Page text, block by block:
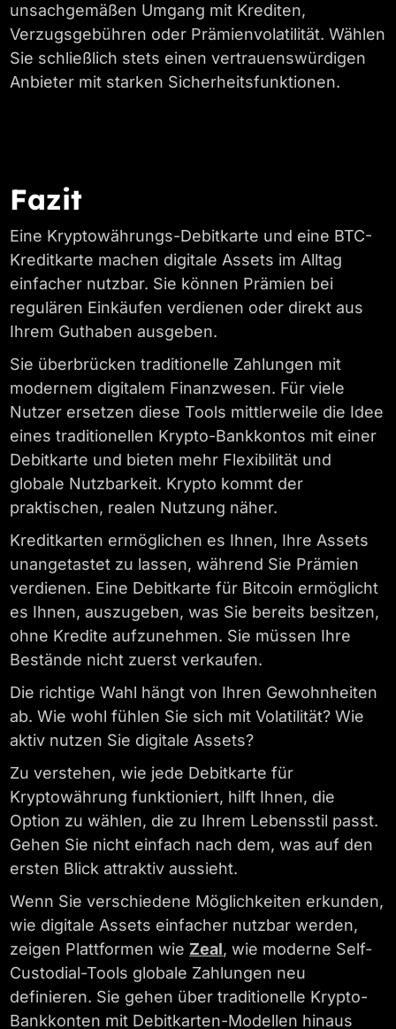
unsachgemäßen Umgang mit Krediten,
Verzugsgebühren oder Prämienvolatilität. Wählen
Sie schließlich stets einen vertrauenswürdigen
Anbieter mit starken Sicherheitsfunktionen.
Fazit
Eine Kryptowährungs-Debitkarte und eine BTC-
Kreditkarte machen digitale Assets im Alltag
einfacher nutzbar. Sie können Prämien bei
regulären Einkäufen verdienen oder direkt aus
Ihrem Guthaben ausgeben.
Sie überbrücken traditionelle Zahlungen mit
modernem digitalem Finanzwesen. Für viele
Nutzer ersetzen diese Tools mittlerweile die Idee
eines traditionellen Krypto-Bankkontos mit einer
Debitkarte und bieten mehr Flexibilität und
globale Nutzbarkeit. Krypto kommt der
praktischen, realen Nutzung näher.
Kreditkarten ermöglichen es Ihnen, Ihre Assets
unangetastet zu lassen, während Sie Prämien
verdienen. Eine Debitkarte für Bitcoin ermöglicht
es Ihnen, auszugeben, was Sie bereits besitzen,
ohne Kredite aufzunehmen. Sie müssen Ihre
Bestände nicht zuerst verkaufen.
Die richtige Wahl hängt von Ihren Gewohnheiten
ab. Wie wohl fühlen Sie sich mit Volatilität? Wie
aktiv nutzen Sie digitale Assets?
Zu verstehen, wie jede Debitkarte für
Kryptowährung funktioniert, hilft Ihnen, die
Option zu wählen, die zu Ihrem Lebensstil passt.
Gehen Sie nicht einfach nach dem, was auf den
ersten Blick attraktiv aussieht.
Wenn Sie verschiedene Möglichkeiten erkunden,
wie digitale Assets einfacher nutzbar werden,
zeigen Plattformen wie Zeal, wie moderne Self-
Custodial-Tools globale Zahlungen neu
definieren. Sie gehen über traditionelle Krypto-
Bankkonten mit Debitkarten-Modellen hinaus